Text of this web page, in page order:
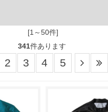
[1～50件]
341件あります
2 3 4 5